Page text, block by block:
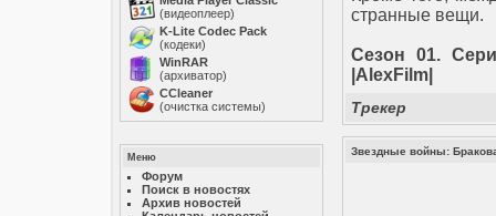
(видеоплеер)
K-Lite Codec Pack
(кодеки)
WinRAR
(архиватор)
ССleaner
(очистка системы)
Меню
Форум
Поиск в новостях
Архив новостей
странные вещи.
Сезон 01.
|AlexFilm|
Трекер
Звездные войны: